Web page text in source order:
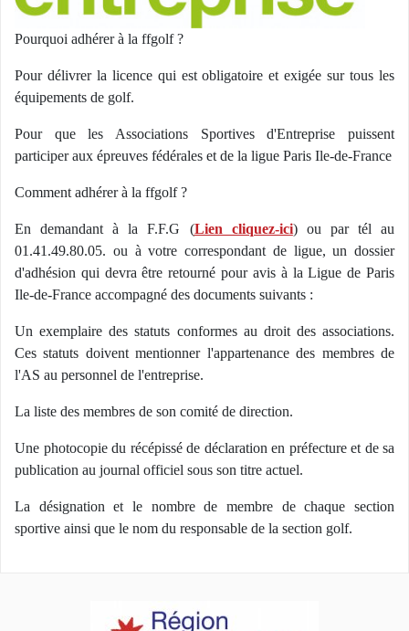
Pourquoi adhérer à la ffgolf ?
Pour délivrer la licence qui est obligatoire et exigée sur tous les
équipements de golf.
Pour que les Associations Sportives d'Entreprise puissent
participer aux épreuves fédérales et de la ligue Paris Ile-de-France
Comment adhérer à la ffgolf ?
En demandant à la F.F.G (Lien cliquez-ici) ou par tél au
01.41.49.80.05. ou à votre correspondant de ligue, un dossier
d'adhésion qui devra être retourné pour avis à la Ligue de Paris
Ile-de-France accompagné des documents suivants :
Un exemplaire des statuts conformes au droit des associations.
Ces statuts doivent mentionner l'appartenance des membres de
l'AS au personnel de l'entreprise.
La liste des membres de son comité de direction.
Une photocopie du récépissé de déclaration en préfecture et de sa
publication au journal officiel sous son titre actuel.
La désignation et le nombre de membre de chaque section
sportive ainsi que le nom du responsable de la section golf.